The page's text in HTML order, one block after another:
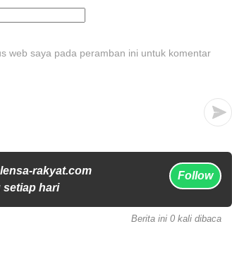
web saya pada peramban ini untuk komentar
rakyat.com
setiap hari
Follow
Berita ini 0 kali dibaca